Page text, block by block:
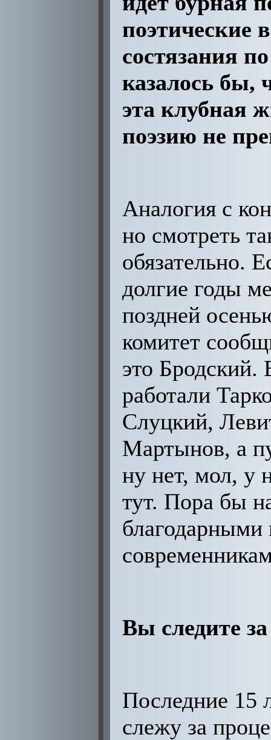
поэтические
состязания
казалось бы,
эта клубная
поэзию не
Аналогия с
но смотреть
обязательно.
долгие годы
поздней
комитет
это Бродский.
работали
Слуцкий,
Мартынов, а
ну нет, мол, у
тут. Пора бы
благодарными
Вы следите
Последние 15
слежу за